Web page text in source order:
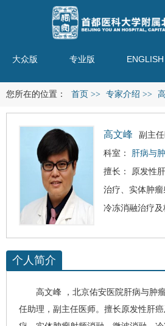
大众版 专业版 ENGLISH
您所在的位置： 首页 >> 专家介绍 >>
高文峰
副主
科室：
肝病与
擅长： 原发性
治疗、实体肿瘤
冷冻消融治疗
个人简介
高文峰 ，北京佑安医院肝病与肿
任助理，副主任医师。擅长原发性肝癌